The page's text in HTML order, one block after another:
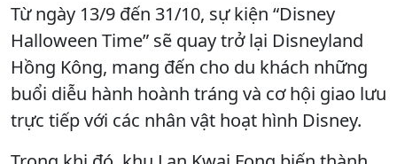
Từ ngày 13/9 đến 31/10, sự kiện “Disney
Halloween Time” sẽ quay trở lại Disneyland
Hồng Kông, mang đến cho du khách những
buổi diễu hành hoành tráng và cơ hội giao lưu
trực tiếp với các nhân vật hoạt hình Disney.